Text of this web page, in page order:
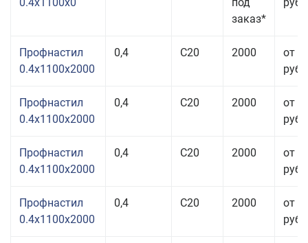
заказ*
Профнастил
0.4x1100x2000
0,4 С20 2000
от
руб.
Профнастил
0.4x1100x2000
0,4 С20 2000
от
руб.
Профнастил
0.4x1100x2000
0,4 С20 2000
от
руб.
Профнастил
0.4x1100x2000
0,4 С20 2000
от
руб.